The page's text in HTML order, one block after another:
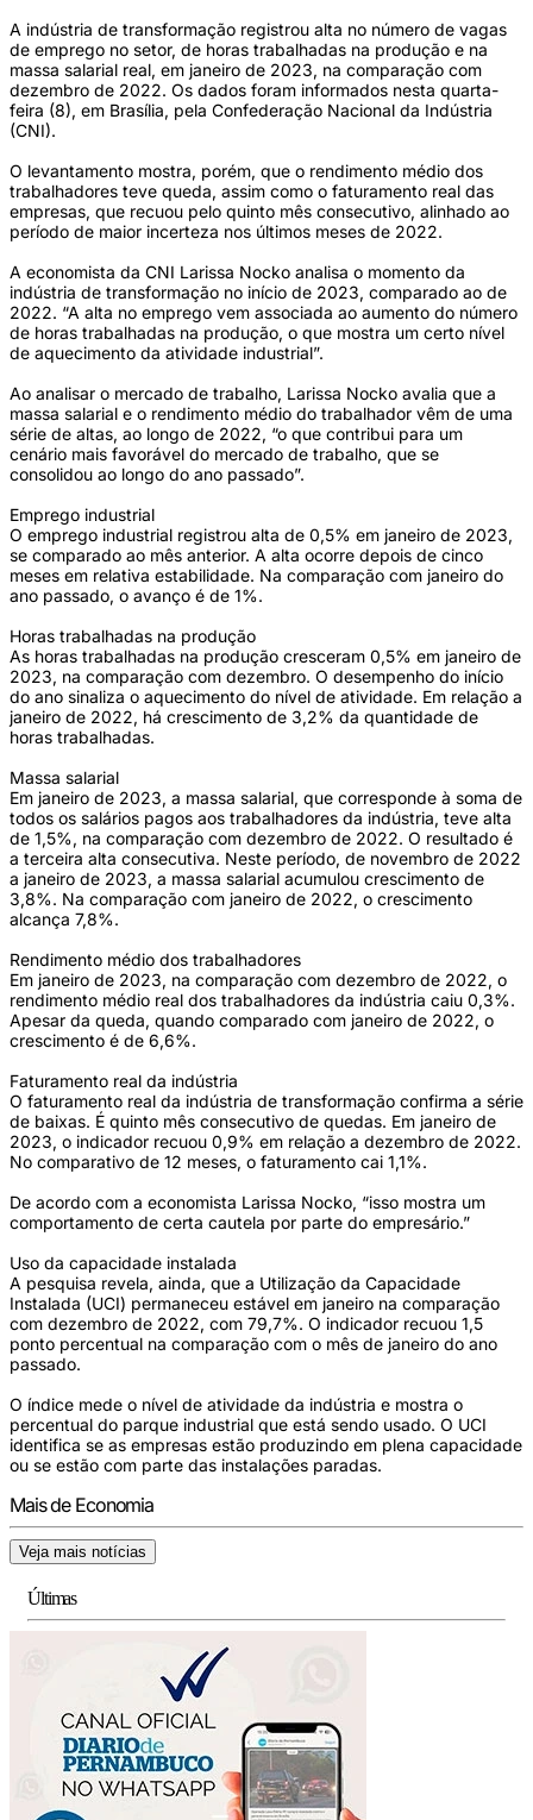
A indústria de transformação registrou alta no número de vagas
de emprego no setor, de horas trabalhadas na produção e na
massa salarial real, em janeiro de 2023, na comparação com
dezembro de 2022. Os dados foram informados nesta quarta-
feira (8), em Brasília, pela Confederação Nacional da Indústria
(CNI).
O levantamento mostra, porém, que o rendimento médio dos
trabalhadores teve queda, assim como o faturamento real das
empresas, que recuou pelo quinto mês consecutivo, alinhado ao
período de maior incerteza nos últimos meses de 2022.
A economista da CNI Larissa Nocko analisa o momento da
indústria de transformação no início de 2023, comparado ao de
2022. “A alta no emprego vem associada ao aumento do número
de horas trabalhadas na produção, o que mostra um certo nível
de aquecimento da atividade industrial”.
Ao analisar o mercado de trabalho, Larissa Nocko avalia que a
massa salarial e o rendimento médio do trabalhador vêm de uma
série de altas, ao longo de 2022, “o que contribui para um
cenário mais favorável do mercado de trabalho, que se
consolidou ao longo do ano passado”.
Emprego industrial
O emprego industrial registrou alta de 0,5% em janeiro de 2023,
se comparado ao mês anterior. A alta ocorre depois de cinco
meses em relativa estabilidade. Na comparação com janeiro do
ano passado, o avanço é de 1%.
Horas trabalhadas na produção
As horas trabalhadas na produção cresceram 0,5% em janeiro de
2023, na comparação com dezembro. O desempenho do início
do ano sinaliza o aquecimento do nível de atividade. Em relação a
janeiro de 2022, há crescimento de 3,2% da quantidade de
horas trabalhadas.
Massa salarial
Em janeiro de 2023, a massa salarial, que corresponde à soma de
todos os salários pagos aos trabalhadores da indústria, teve alta
de 1,5%, na comparação com dezembro de 2022. O resultado é
a terceira alta consecutiva. Neste período, de novembro de 2022
a janeiro de 2023, a massa salarial acumulou crescimento de
3,8%. Na comparação com janeiro de 2022, o crescimento
alcança 7,8%.
Rendimento médio dos trabalhadores
Em janeiro de 2023, na comparação com dezembro de 2022, o
rendimento médio real dos trabalhadores da indústria caiu 0,3%.
Apesar da queda, quando comparado com janeiro de 2022, o
crescimento é de 6,6%.
Faturamento real da indústria
O faturamento real da indústria de transformação confirma a série
de baixas. É quinto mês consecutivo de quedas. Em janeiro de
2023, o indicador recuou 0,9% em relação a dezembro de 2022.
No comparativo de 12 meses, o faturamento cai 1,1%.
De acordo com a economista Larissa Nocko, “isso mostra um
comportamento de certa cautela por parte do empresário.”
Uso da capacidade instalada
A pesquisa revela, ainda, que a Utilização da Capacidade
Instalada (UCI) permaneceu estável em janeiro na comparação
com dezembro de 2022, com 79,7%. O indicador recuou 1,5
ponto percentual na comparação com o mês de janeiro do ano
passado.
O índice mede o nível de atividade da indústria e mostra o
percentual do parque industrial que está sendo usado. O UCI
identifica se as empresas estão produzindo em plena capacidade
ou se estão com parte das instalações paradas.
Mais de Economia
Veja mais notícias
Últimas